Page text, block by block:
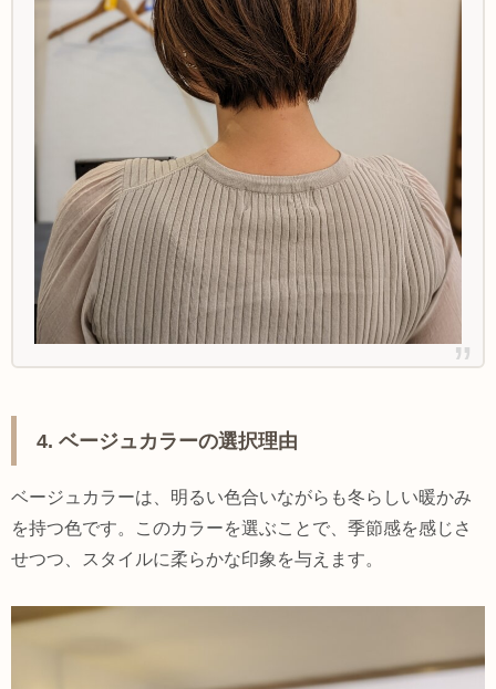
4. ベージュカラーの選択理由
ベージュカラーは、明るい色合いながらも冬らしい暖かみ
を持つ色です。このカラーを選ぶことで、季節感を感じさ
せつつ、スタイルに柔らかな印象を与えます。